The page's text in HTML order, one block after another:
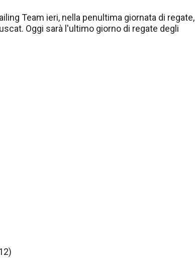
Team ieri, nella penultima giornata di regate,
Oggi sarà l'ultimo giorno di regate degli